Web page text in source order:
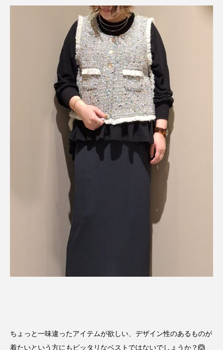
ちょっと一味違ったアイテムが欲しい、デザイン性のあるものが
着たいという方にもピッタリなベストではないでしょうか？🙆